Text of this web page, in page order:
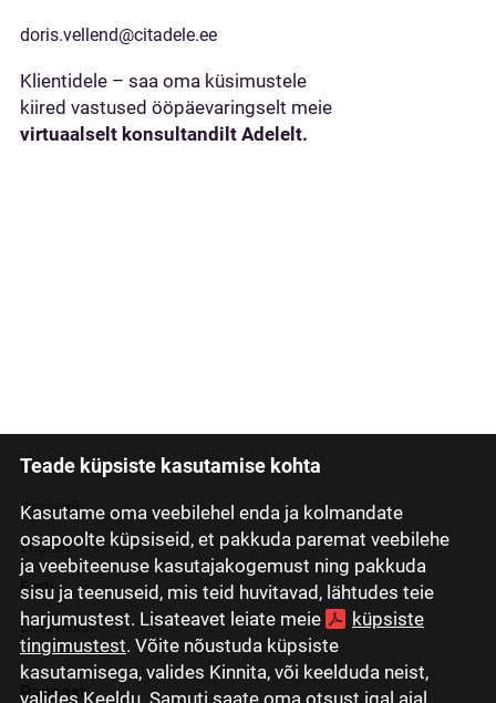
Teade küpsiste kasutamise kohta
Kasutame oma veebilehel enda ja kolmandate
osapoolte küpsiseid, et pakkuda paremat veebilehe
ja veebiteenuse kasutajakogemust ning pakkuda
sisu ja teenuseid, mis teid huvitavad, lähtudes teie
harjumustest. Lisateavet leiate meie
küpsiste
tingimustest. Võite nõustuda küpsiste
kasutamisega, valides Kinnita, või keelduda neist,
valides Keeldu. Samuti saate oma otsust igal ajal
doris.vellend@citadele.ee
Klientidele – saa oma küsimustele
kiired vastused ööpäevaringselt meie
virtuaalselt konsultandilt Adelelt.
Latviski
Русский
English
Eesti
Lietuviškai
Pangast